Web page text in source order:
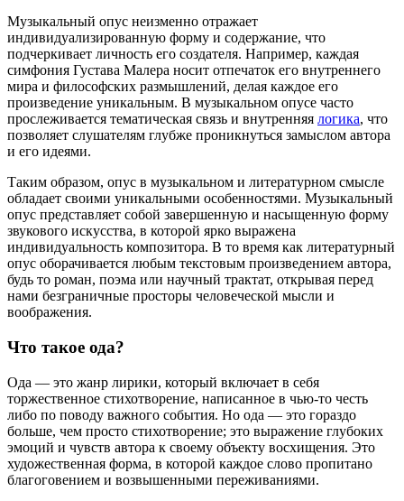
Музыкальный опус неизменно отражает
индивидуализированную форму и содержание, что
подчеркивает личность его создателя. Например, каждая
симфония Густава Малера носит отпечаток его внутреннего
мира и философских размышлений, делая каждое его
произведение уникальным. В музыкальном опусе часто
прослеживается тематическая связь и внутренняя логика, что
позволяет слушателям глубже проникнуться замыслом автора
и его идеями.
Таким образом, опус в музыкальном и литературном смысле
обладает своими уникальными особенностями. Музыкальный
опус представляет собой завершенную и насыщенную форму
звукового искусства, в которой ярко выражена
индивидуальность композитора. В то время как литературный
опус оборачивается любым текстовым произведением автора,
будь то роман, поэма или научный трактат, открывая перед
нами безграничные просторы человеческой мысли и
воображения.
Что такое ода?
Ода — это жанр лирики, который включает в себя
торжественное стихотворение, написанное в чью-то честь
либо по поводу важного события. Но ода — это гораздо
больше, чем просто стихотворение; это выражение глубоких
эмоций и чувств автора к своему объекту восхищения. Это
художественная форма, в которой каждое слово пропитано
благоговением и возвышенными переживаниями.